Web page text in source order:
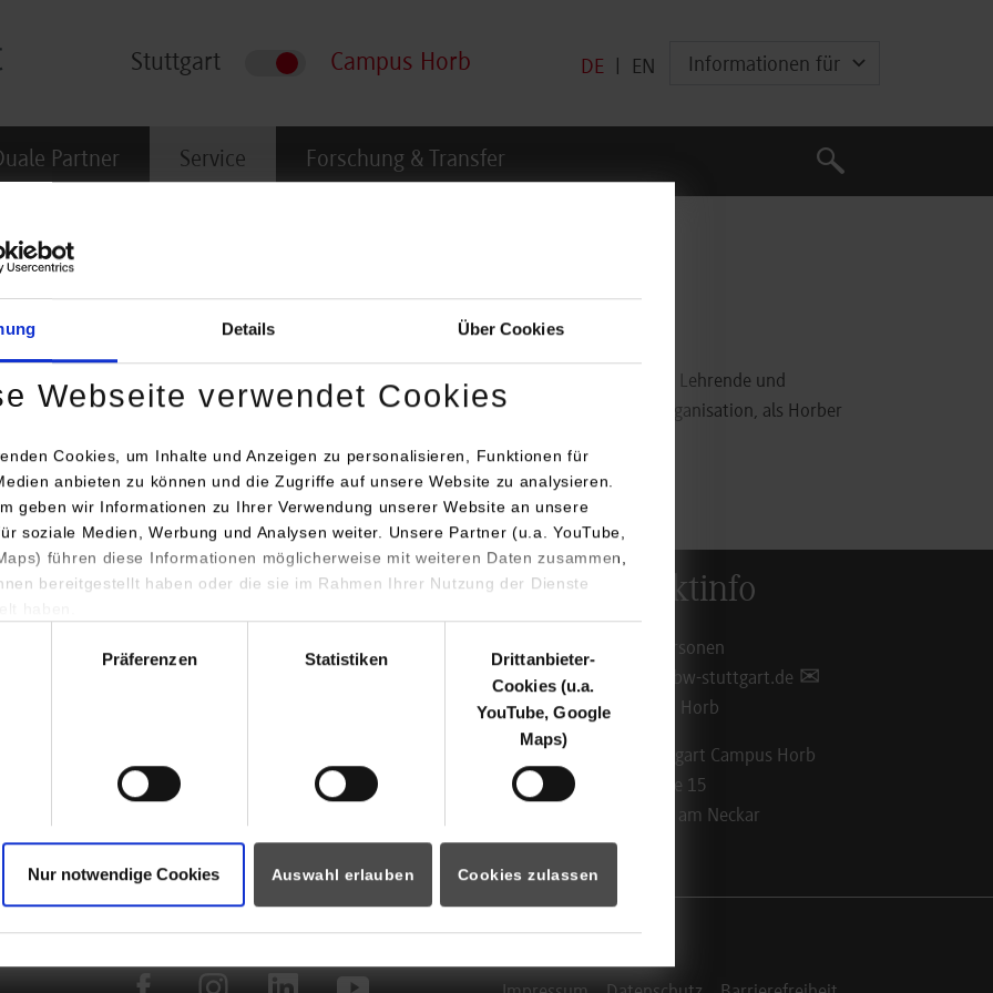
Details Über Cookies
Webseite verwendet Cookies
Cookies, um Inhalte und Anzeigen zu personalisieren, Funktionen für
anbieten zu können und die Zugriffe auf unsere Website zu analysieren.
geben wir Informationen zu Ihrer Verwendung unserer Website an unsere
soziale Medien, Werbung und Analysen weiter. Unsere Partner (u.a. YouTube,
führen diese Informationen möglicherweise mit weiteren Daten zusammen,
bereitgestellt haben oder die sie im Rahmen Ihrer Nutzung der Dienste
Präferenzen Statistiken
Drittanbieter-
Cookies (u.a.
YouTube, Google
Maps)
Nur notwendige Cookies Auswahl erlauben Cookies zulassen
Stuttgart Campus Horb DE EN Informationen für
Partner Service Forschung & Transfer
Suche
Suche
Projekt zur Bereitstellung von virtuellen Maschinen in Baden-Württemberg. Lehrende und
berechtigt, dieses Angebot zu nutzen. Bei der Anmeldung müssen Sie bei Heimatorganisation, als Horber
von bwCloud .
für Portale
Studierendenportale
webmail
Kontaktinfo
Ansprechpersonen
info@hb.dhbw-stuttgart.de
Standorte in Horb
DHBW Stuttgart Campus Horb
Florianstraße 15
72160 Horb am Neckar
facebook instagramlinkedin youtube